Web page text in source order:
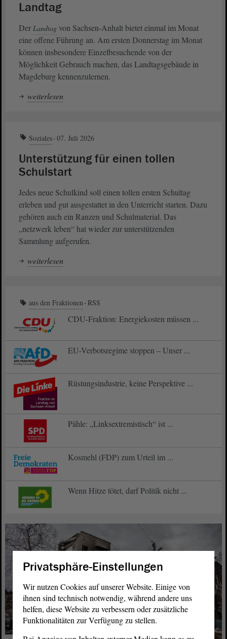
Landtag
Der Landtag von Sachsen-Anhalt bietet einmal im Monat
eine offene Führung an. Am ersten Donnerstag im Monat
können insbesondere Einzelbesuchende von der
Möglichkeit Gebrauch machen, das Landtagsgebäude in
Magdeburg kennenzulernen.
weiterlesen
Soziales 07. Juli 2026
Unterstützung für einen tollen
Schulstart
Jedes neue Schulkind soll einen tollen ersten Schultag
erleben und gut ausgestattet in den Unterricht starten. Dazu
gehören auch ein Ranzen und Schulmaterial. Das
„netzwerk leben“ hat wieder zur unterstützenden
Sammlung aufgerufen.
weiterlesen
aus den Fraktionen RSS
CDU-Fraktion: Energiekosten müssen ...
EU-Verbotsregime stoppen – Unser ...
Rüstungsindustrie, keine Perspektive ...
Pähle: „Linksextremistisch“ ist ...
Kosmehl (FDP) zum Urteil im ...
Wenn Hitze tötet, darf Politik nicht ...
Privatsphäre-Einstellungen
Wir nutzen Cookies auf unserer Website. Einige von
ihnen sind technisch notwendig, während andere uns
helfen, diese Website zu verbessern oder zusätzliche
Funktionalitäten zur Verfügung zu stellen.